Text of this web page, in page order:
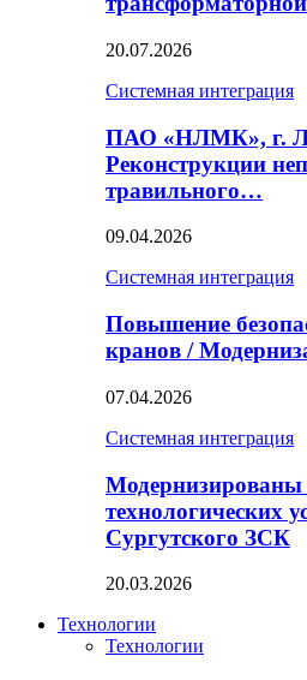
20.07.2026
Системная интеграция
ПАО «НЛМК», г.
Реконструкции
травильного…
09.04.2026
Системная интеграция
Повышение
кранов /
07.04.2026
Системная интеграция
технологических
Сургутского ЗСК
20.03.2026
Технологии
Технологии